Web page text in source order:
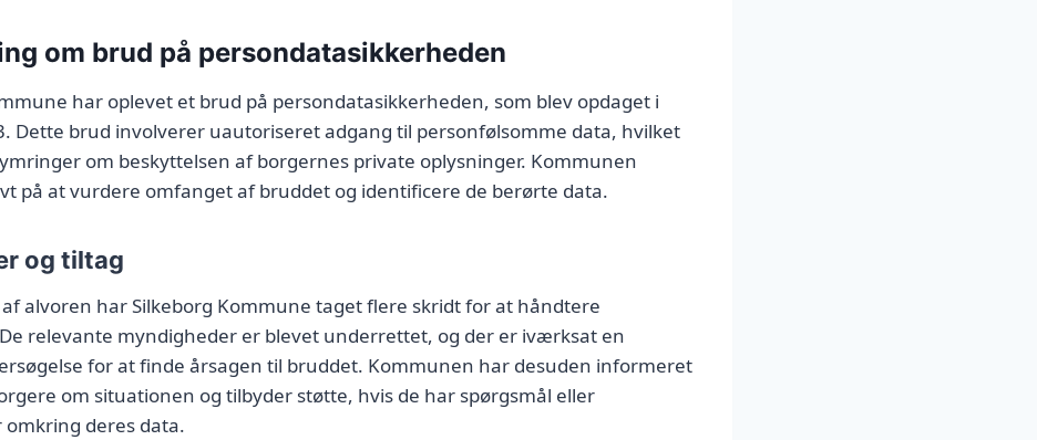
om brud på persondatasikkerheden
har oplevet et brud på persondatasikkerheden, som blev opdaget i
Dette brud involverer uautoriseret adgang til personfølsomme data, hvilket
om beskyttelsen af borgernes private oplysninger. Kommunen
på at vurdere omfanget af bruddet og identificere de berørte data.
og tiltag
alvoren har Silkeborg Kommune taget flere skridt for at håndtere
relevante myndigheder er blevet underrettet, og der er iværksat en
for at finde årsagen til bruddet. Kommunen har desuden informeret
om situationen og tilbyder støtte, hvis de har spørgsmål eller
deres data.